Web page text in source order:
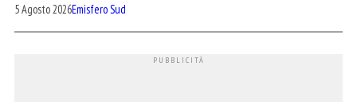
5 Agosto 2026Emisfero Sud